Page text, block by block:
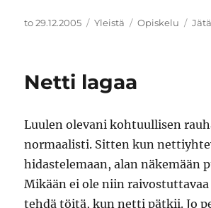
Julkaistu
to 29.12.2005 Kategoriat
Yleistä Avainsanat
Opiskelu
Netti lagaa
Luulen olevani kohtuullisen
normaalisti. Sitten kun
hidastelemaan, alan näkemään
Mikään ei ole niin
tehdä töitä, kun netti pätkii. Jo